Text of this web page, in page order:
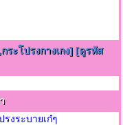
ระโปรงกางเกง][ดูรหัส
งระบายเก๋ๆ